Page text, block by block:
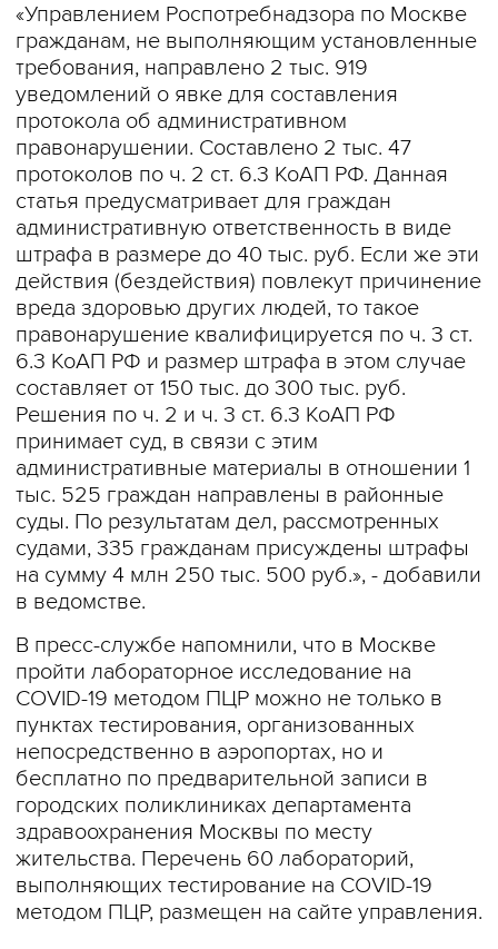
«Управлением Роспотребнадзора по Москве
гражданам, не выполняющим установленные
требования, направлено 2 тыс. 919
уведомлений о явке для составления
протокола об административном
правонарушении. Составлено 2 тыс. 47
протоколов по ч. 2 ст. 6.3 КоАП РФ. Данная
статья предусматривает для граждан
административную ответственность в виде
штрафа в размере до 40 тыс. руб. Если же эти
действия (бездействия) повлекут причинение
вреда здоровью других людей, то такое
правонарушение квалифицируется по ч. 3 ст.
6.3 КоАП РФ и размер штрафа в этом случае
составляет от 150 тыс. до 300 тыс. руб.
Решения по ч. 2 и ч. 3 ст. 6.3 КоАП РФ
принимает суд, в связи с этим
административные материалы в отношении 1
тыс. 525 граждан направлены в районные
суды. По результатам дел, рассмотренных
судами, 335 гражданам присуждены штрафы
на сумму 4 млн 250 тыс. 500 руб.», - добавили
в ведомстве.
В пресс-службе напомнили, что в Москве
пройти лабораторное исследование на
COVID-19 методом ПЦР можно не только в
пунктах тестирования, организованных
непосредственно в аэропортах, но и
бесплатно по предварительной записи в
городских поликлиниках департамента
здравоохранения Москвы по месту
жительства. Перечень 60 лабораторий,
выполняющих тестирование на СОVID-19
методом ПЦР, размещен на сайте управления.